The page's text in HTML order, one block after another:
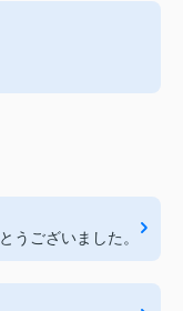
うございました。